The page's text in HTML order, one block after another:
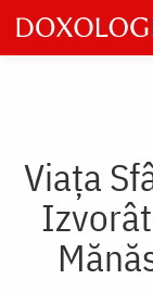
Skip
to
main
Viața